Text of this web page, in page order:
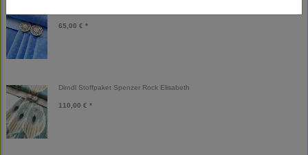
65,00 € *
Dirndl Stoffpaket Spenzer Rock Elisabeth
110,00 € *